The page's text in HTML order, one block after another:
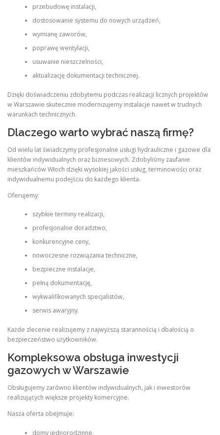
przebudowę instalacji,
dostosowanie systemu do nowych urządzeń,
wymianę zaworów,
poprawę wentylacji,
usuwanie nieszczelności,
aktualizację dokumentacji technicznej.
Dzięki doświadczeniu zdobytemu podczas realizacji licznych projektów
w Warszawie skutecznie modernizujemy instalacje nawet w trudnych
warunkach technicznych.
Dlaczego warto wybrać naszą firmę?
Od wielu lat świadczymy profesjonalne usługi hydrauliczne i gazowe dla
klientów indywidualnych oraz biznesowych. Zdobyliśmy zaufanie
mieszkańców Włoch dzięki wysokiej jakości usług, terminowości oraz
indywidualnemu podejściu do każdego klienta.
Oferujemy:
szybkie terminy realizacji,
profesjonalne doradztwo,
konkurencyjne ceny,
nowoczesne rozwiązania techniczne,
bezpieczne instalacje,
pełną dokumentację,
wykwalifikowanych specjalistów,
serwis awaryjny.
Każde zlecenie realizujemy z najwyższą starannością i dbałością o
bezpieczeństwo użytkowników.
Kompleksowa obsługa inwestycji
gazowych w Warszawie
Obsługujemy zarówno klientów indywidualnych, jak i inwestorów
realizujących większe projekty komercyjne.
Nasza oferta obejmuje:
domy jednorodzinne,